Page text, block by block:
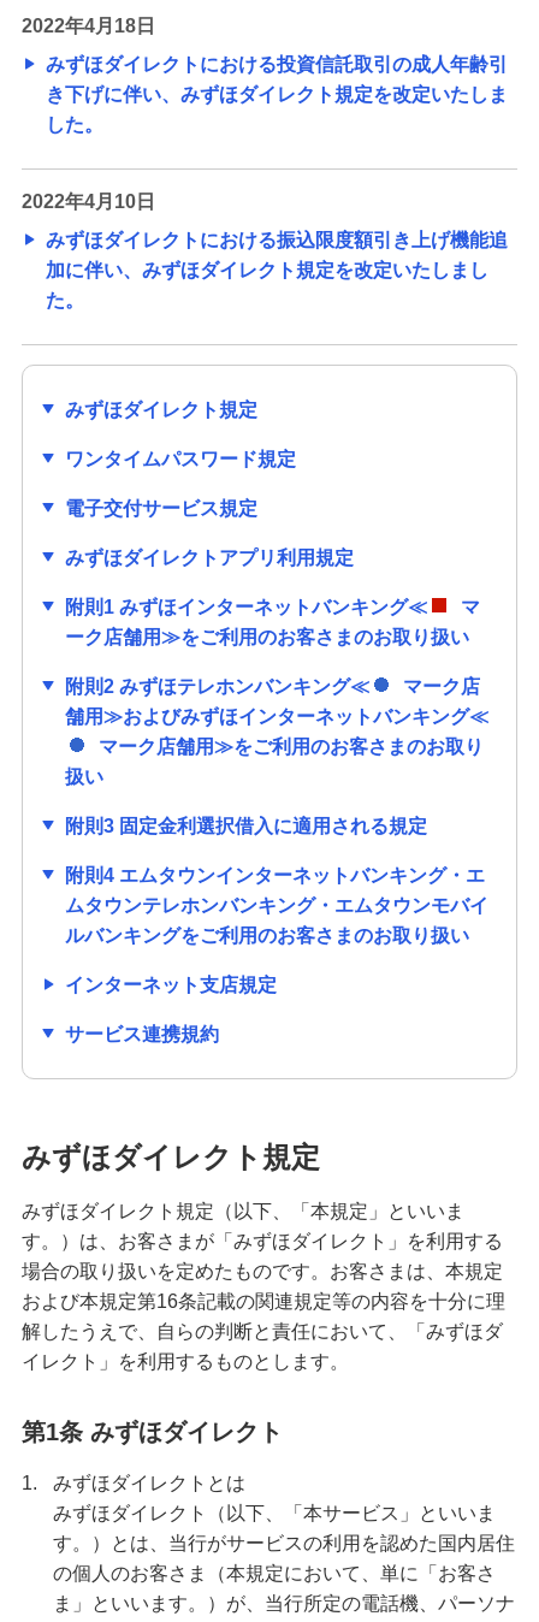
2022年4月18日
みずほダイレクトにおける投資信託取引の成人年齢引
き下げに伴い、みずほダイレクト規定を改定いたしま
した。
2022年4月10日
みずほダイレクトにおける振込限度額引き上げ機能追
加に伴い、みずほダイレクト規定を改定いたしまし
た。
みずほダイレクト規定
ワンタイムパスワード規定
電子交付サービス規定
みずほダイレクトアプリ利用規定
附則1 みずほインターネットバンキング≪
マ
ーク店舗用≫をご利用のお客さまのお取り扱い
附則2 みずほテレホンバンキング≪
マーク店
舗用≫およびみずほインターネットバンキング≪
マーク店舗用≫をご利用のお客さまのお取り
扱い
附則3 固定金利選択借入に適用される規定
附則4 エムタウンインターネットバンキング・エ
ムタウンテレホンバンキング・エムタウンモバイ
ルバンキングをご利用のお客さまのお取り扱い
インターネット支店規定
サービス連携規約
みずほダイレクト規定
みずほダイレクト規定（以下、「本規定」といいま
す。）は、お客さまが「みずほダイレクト」を利用する
場合の取り扱いを定めたものです。お客さまは、本規定
および本規定第16条記載の関連規定等の内容を十分に理
解したうえで、自らの判断と責任において、「みずほダ
イレクト」を利用するものとします。
第1条 みずほダイレクト
1.
みずほダイレクトとは
みずほダイレクト（以下、「本サービス」といいま
す。）とは、当行がサービスの利用を認めた国内居住
の個人のお客さま（本規定において、単に「お客さ
ま」といいます。）が、当行所定の電話機、パーソナ